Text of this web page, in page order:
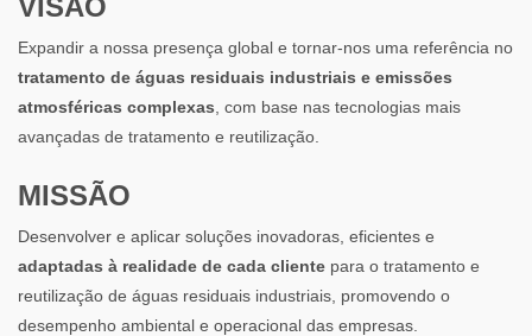
VISÃO
Expandir a nossa presença global e tornar-nos uma referência no
tratamento de águas residuais industriais e emissões
atmosféricas complexas , com base nas tecnologias mais
avançadas de tratamento e reutilização.
MISSÃO
Desenvolver e aplicar soluções inovadoras, eficientes e
adaptadas à realidade de cada cliente para o tratamento e
reutilização de águas residuais industriais, promovendo o
desempenho ambiental e operacional das empresas.